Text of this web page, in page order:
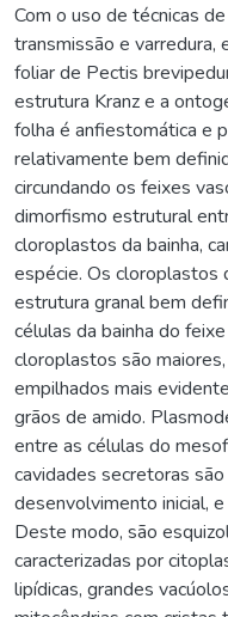
Com o uso de técnicas
transmissão e varredura,
foliar de Pectis
estrutura Kranz e a
folha é anfiestomática e
relativamente bem
circundando os feixes
dimorfismo estrutural
cloroplastos da bainha,
espécie. Os cloroplastos
estrutura granal bem
células da bainha do
cloroplastos são
empilhados mais
grãos de amido.
entre as células do
cavidades secretoras
desenvolvimento inicial,
Deste modo, são
caracterizadas por
lipídicas, grandes